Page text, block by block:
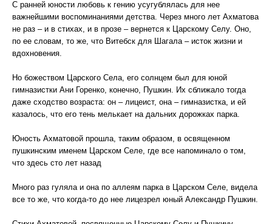
С ранней юности любовь к гению усугублялась для нее
важнейшими воспоминаниями детства. Через много лет Ахматова
не раз – и в стихах, и в прозе – вернется к Царскому Селу. Оно,
по ее словам, то же, что Витебск для Шагала – исток жизни и
вдохновения.
Но божеством Царского Села, его солнцем был для юной
гимназистки Ани Горенко, конечно, Пушкин. Их сближало тогда
даже сходство возраста: он – лицеист, она – гимназистка, и ей
казалось, что его тень мелькает на дальних дорожках парка.
Юность Ахматовой прошла, таким образом, в освященном
пушкинским именем Царском Селе, где все напоминало о том,
что здесь сто лет назад
Много раз гуляла и она по аллеям парка в Царском Селе, видела
все то же, что когда-то до нее лицезрел юный Александр Пушкин.